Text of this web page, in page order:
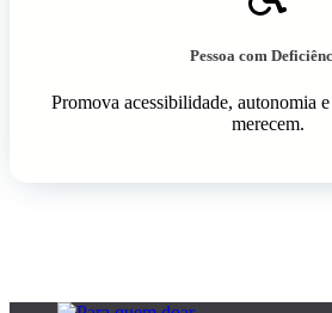
Pessoa com
Promova acessibilidade, autonomia
merecem.